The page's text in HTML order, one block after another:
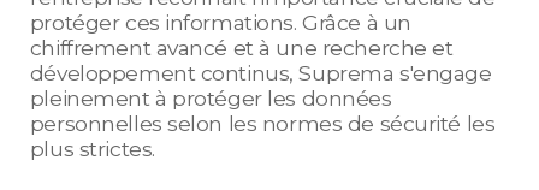
protéger ces informations. Grâce à un
chiffrement avancé et à une recherche et
développement continus, Suprema s'engage
pleinement à protéger les données
personnelles selon les normes de sécurité les
plus strictes.